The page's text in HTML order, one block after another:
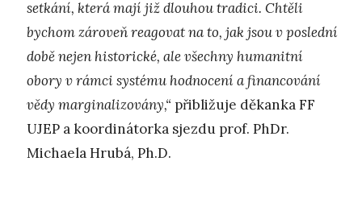
setkání, která mají již dlouhou tradici. Chtěli
bychom zároveň reagovat na to, jak jsou v poslední
době nejen historické, ale všechny humanitní
obory v rámci systému hodnocení a financování
vědy marginalizovány,“ přibližuje děkanka FF
UJEP a koordinátorka sjezdu prof. PhDr.
Michaela Hrubá, Ph.D.